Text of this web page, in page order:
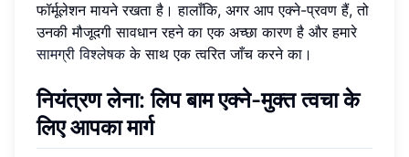
फॉर्मूलेशन मायने रखता है। हालाँकि, अगर आप एक्ने-प्रवण हैं, तो
उनकी मौजूदगी सावधान रहने का एक अच्छा कारण है और हमारे
सामग्री विश्लेषकके साथ एक त्वरित जाँच करने का।
नियंत्रण लेना: लिप बाम एक्ने-मुक्त त्वचा के
लिए आपका मार्ग